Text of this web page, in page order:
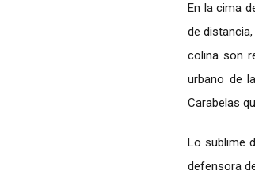
En la cima
de
colina son
urbano de
Carabelas
Lo sublime
defensora